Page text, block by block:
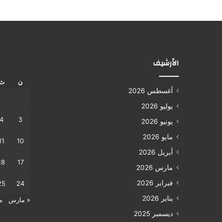
الأرشيف
أغسطس 2026
يوليو 2026
يونيو 2026
مايو 2026
أبريل 2026
مارس 2026
فبراير 2026
يناير 2026
ديسمبر 2025
ن
3
4
10
17
24
« مارس